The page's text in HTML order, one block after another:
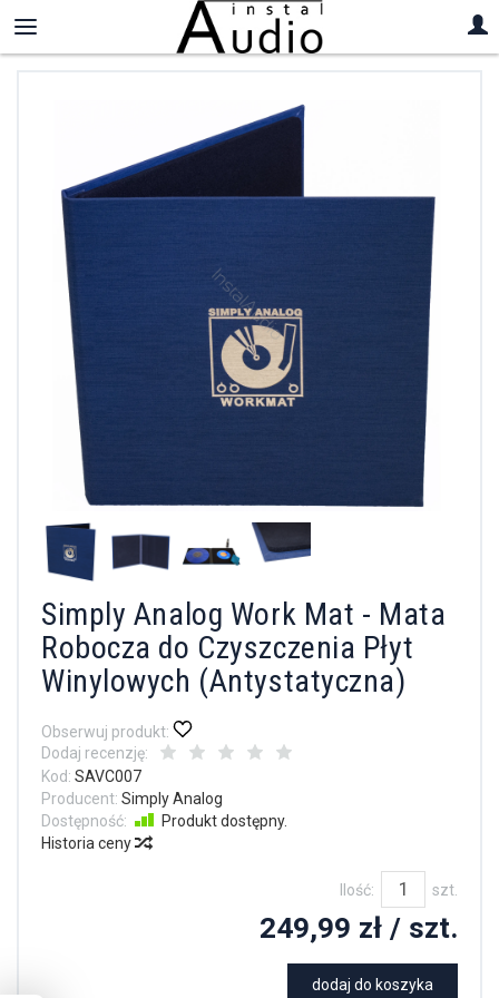
Simply Analog Work Mat - Mata
Robocza do Czyszczenia Płyt
Winylowych (Antystatyczna)
Obserwuj produkt:
Dodaj recenzję:
Kod: SAVC007
Producent: Simply Analog
Dostępność:
Produkt dostępny.
Historia ceny
Ilość: szt.
249,99 zł / szt.
dodaj do koszyka